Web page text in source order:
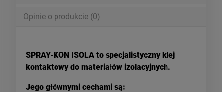
Opinie o produkcie (0)
SPRAY-KON ISOLA to specjalistyczny klej
kontaktowy do materiałów izolacyjnych.
Jego głównymi cechami są: